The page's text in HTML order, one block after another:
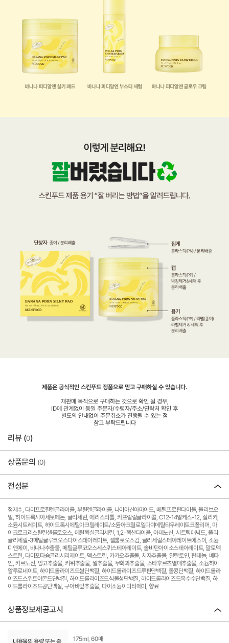
제품은 공식적인 스킨푸드 정품으로 믿고 구매하실 수 있습니다.
재판매 목적으로 구매하는 것으로 확인 될 경우,
ID에 관계없이 동일 주문자/수령자/주소/연락처 확인 후
별도의 안내없이 주문취소가 진행될 수 있는 점
참고 부탁드립니다
리뷰 (0)
상품문의 (0)
전성분
정제수, 다이프로필렌글라이콜, 부틸렌글라이콜, 나이아신아마이드, 메틸프로판다이올, 올리브오
일, 하이드록시아세토페논, 글리세린, 에리스리톨, 카프릴릴글라이콜, C12-14알케스-12, 실리카,
소듐시트레이트, 하이드록시에틸아크릴레이트/소듐아크릴로일다이메틸타우레이트코폴리머, 마
이크로크리스탈린셀룰로오스, 에틸헥실글리세린, 1,2-헥산다이올, 아데노신, 시트릭애씨드, 폴리
글리세릴-3메틸글루코오스다이스테아레이트, 셀룰로오스검, 글리세릴스테아레이트에스이, 소듐
디엔에이, 바나나추출물, 메틸글루코오스세스퀴스테아레이트, 솔비탄아이소스테아레이트, 말토덱
스트린, 다이포타슘글리시리제이트, 덱스트린, 카카오추출물, 치자추출물, 알란토인, 판테놀, 베타
인, 카르노신, 망고추출물, 키위추출물, 쌀추출물, 무화과추출물, 스타후르츠열매추출물, 소듐하이
알루로네이트, 하이드롤라이즈드쌀단백질, 하이드롤라이즈드루핀단백질, 돌콩단백질, 하이드롤라
이즈드스위트아몬드단백질, 하이드롤라이즈드식물성단백질, 하이드롤라이즈드옥수수단백질, 하
이드롤라이즈드콩단백질, 구아바잎추출물, 다이소듐이디티에이, 향료
상품정보제공고시
내용물의 용량 또는 중 175ml, 60매